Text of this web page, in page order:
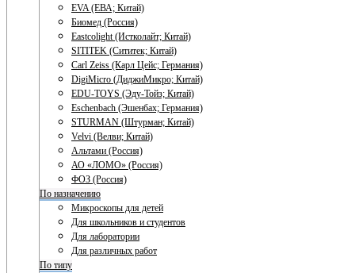
EVA (ЕВА; Китай)
Биомед (Россия)
Eastcolight (Истколайт; Китай)
SITITEK (Сититек; Китай)
Carl Zeiss (Карл Цейс; Германия)
DigiMicro (ДиджиМикро; Китай)
EDU-TOYS (Эду-Тойз; Китай)
Eschenbach (Эшенбах; Германия)
STURMAN (Штурман; Китай)
Velvi (Велви; Китай)
Альтами (Россия)
АО «ЛОМО» (Россия)
ФОЗ (Россия)
По назначению
Микроскопы для детей
Для школьников и студентов
Для лаборатории
Для различных работ
По типу